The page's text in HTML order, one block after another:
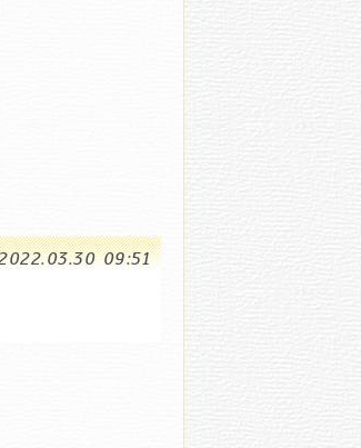
09:51